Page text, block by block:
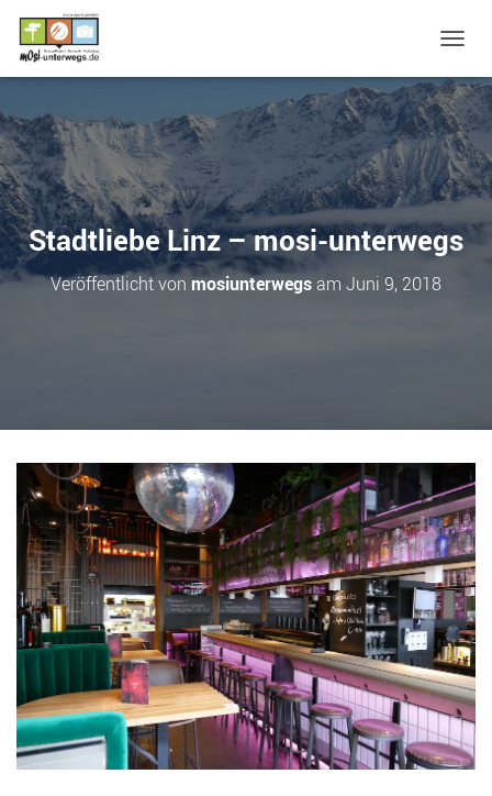
A
V
I
G
A
T
I
O
N
E
Stadtliebe Linz – mosi-unterwegs
Veröffentlicht von mosiunterwegsam Juni 9, 2018